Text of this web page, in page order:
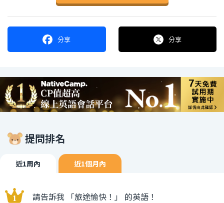
分享 分享
提問排名
近1周內 近1個月內
請告訴我 「旅途愉快！」 的英語！